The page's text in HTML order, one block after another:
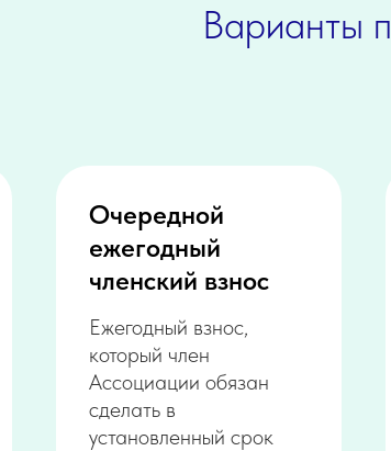
Варианты
Очередной
ежегодный
членский взнос
Ежегодный взнос,
который член
Ассоциации обязан
сделать в
установленный срок